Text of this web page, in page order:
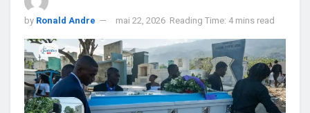
by Ronald Andre mai 22, 2026 Reading Time: 4 mins read